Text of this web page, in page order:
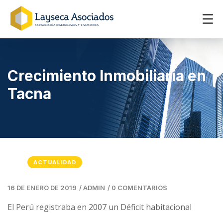
Crecimiento Inmobiliaria en
Tacna
ACTUALIDAD
16 DE ENERO DE 2019 /ADMIN / 0 COMENTARIOS
El Perú registraba en 2007 un Déficit habitacional